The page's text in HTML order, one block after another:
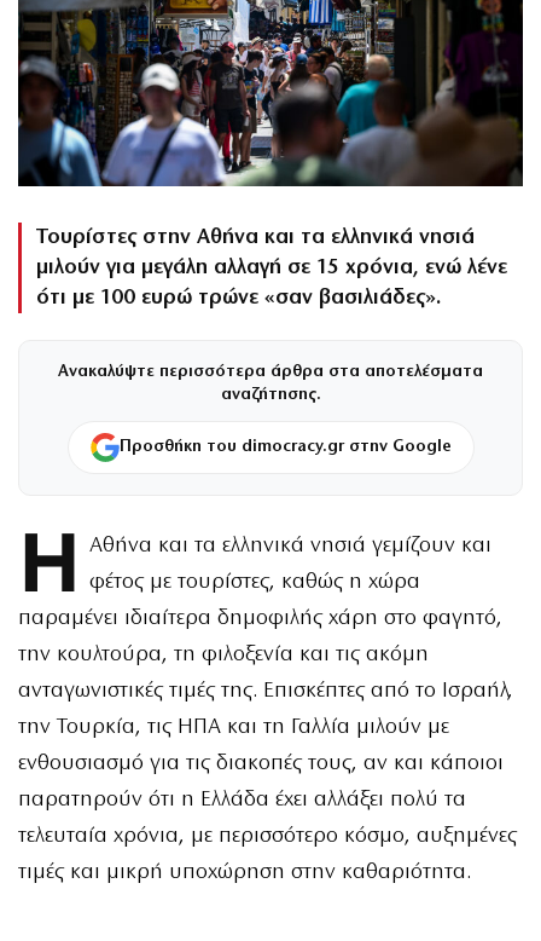
Τουρίστες στην Αθήνα και τα ελληνικά νησιά
μιλούν για μεγάλη αλλαγή σε 15 χρόνια, ενώ λένε
ότι με 100 ευρώ τρώνε «σαν βασιλιάδες».
Ανακαλύψτε περισσότερα άρθρα στα αποτελέσματα
αναζήτησης.
Προσθήκη του dimocracy.gr στην Google
Η
Αθήνα και τα ελληνικά νησιά γεμίζουν και
φέτος με τουρίστες, καθώς η χώρα
παραμένει ιδιαίτερα δημοφιλής χάρη στο φαγητό,
την κουλτούρα, τη φιλοξενία και τις ακόμη
ανταγωνιστικές τιμές της. Επισκέπτες από το Ισραήλ,
την Τουρκία, τις ΗΠΑ και τη Γαλλία μιλούν με
ενθουσιασμό για τις διακοπές τους, αν και κάποιοι
παρατηρούν ότι η Ελλάδα έχει αλλάξει πολύ τα
τελευταία χρόνια, με περισσότερο κόσμο, αυξημένες
τιμές και μικρή υποχώρηση στην καθαριότητα.